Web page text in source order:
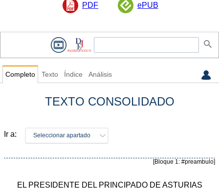
PDF ePUB
Completo Texto Índice Análisis
TEXTO CONSOLIDADO
Ir a: Seleccionar apartado
[Bloque 1: #preambulo]
EL PRESIDENTE DEL PRINCIPADO DE ASTURIAS